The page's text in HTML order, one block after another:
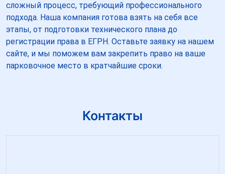
сложный процесс, требующий профессионального
подхода. Наша компания готова взять на себя все
этапы, от подготовки технического плана до
регистрации права в ЕГРН. Оставьте заявку на нашем
сайте, и мы поможем вам закрепить право на ваше
парковочное место в кратчайшие сроки.
Контакты